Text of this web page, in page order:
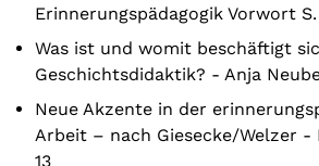
Erinnerungspädagogik Vorwort
Was ist und womit beschäftigt
Geschichtsdidaktik? - Anja
Neue Akzente in der
Arbeit – nach Giesecke/Welzer -
13